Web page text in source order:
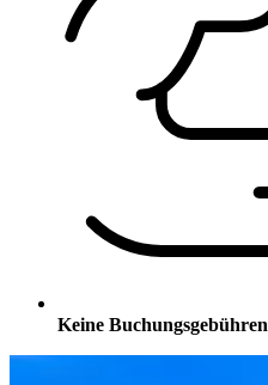
Keine Buchungsgebühren